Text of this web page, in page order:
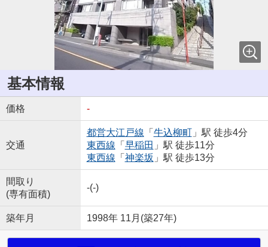
基本情報
価格 -
交通
都営大江戸線 「 牛込柳町」駅 徒歩4分
東西線 「 早稲田 」駅 徒歩11分
東西線 「 神楽坂 」駅 徒歩13分
間取り
(専有面積)
-(-)
築年月 1998年 11月(築27年)